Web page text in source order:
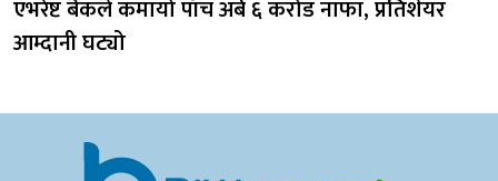
एभरेष्ट बैंकले कमायो पाँच अर्ब ६ करोड नाफा, प्रतिशेयर
आम्दानी घट्यो